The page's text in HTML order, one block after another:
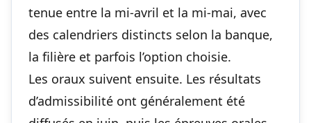
tenue entre la mi-avril et la mi-mai, avec
des calendriers distincts selon la banque,
la filière et parfois l’option choisie.
Les oraux suivent ensuite. Les résultats
d’admissibilité ont généralement été